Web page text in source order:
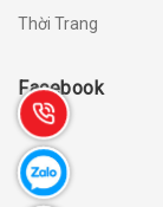
Thời Trang
Facebook